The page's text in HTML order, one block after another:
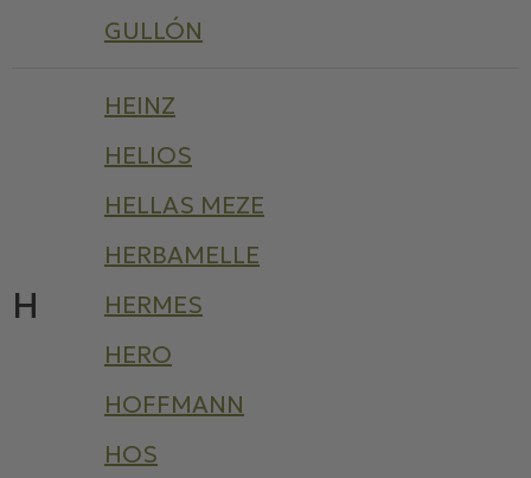
GULLÓN
H
HEINZ
HELIOS
HELLAS MEZE
HERBAMELLE
HERMES
HERO
HOFFMANN
HOS